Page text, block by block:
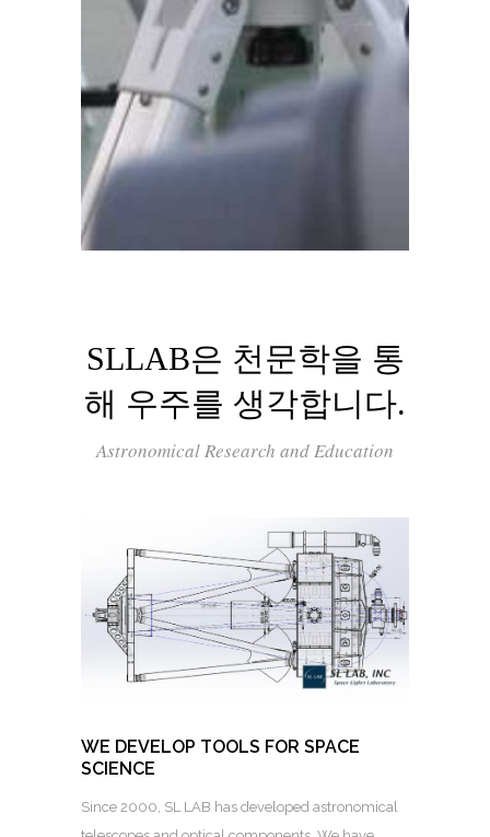
SLLAB은 천문학을 통
해 우주를 생각합니다.
Astronomical Research and Education
WE DEVELOP TOOLS FOR SPACE
SCIENCE
Since 2000, SL LAB has developed astronomical